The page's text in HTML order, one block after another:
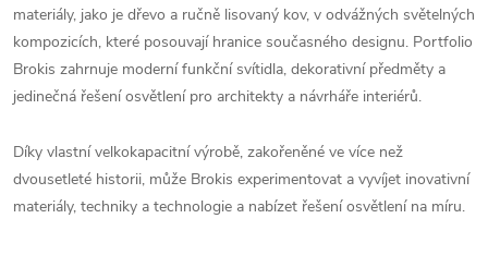
materiály, jako je dřevo a ručně lisovaný kov, v odvážných světelných
kompozicích, které posouvají hranice současného designu. Portfolio
Brokis zahrnuje moderní funkční svítidla, dekorativní předměty a
jedinečná řešení osvětlení pro architekty a návrháře interiérů.
Díky vlastní velkokapacitní výrobě, zakořeněné ve více než
dvousetleté historii, může Brokis experimentovat a vyvíjet inovativní
materiály, techniky a technologie a nabízet řešení osvětlení na míru.